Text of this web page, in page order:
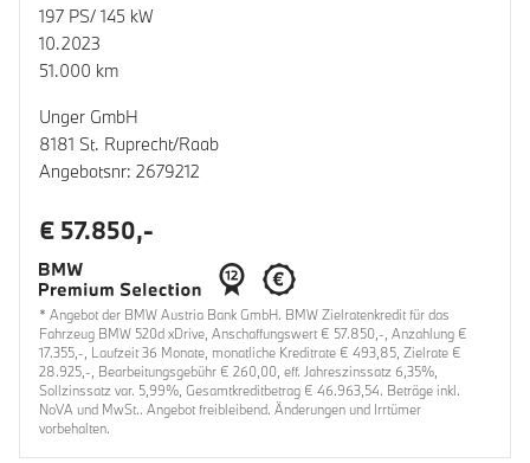
197 PS/ 145 kW
10.2023
51.000 km
Unger GmbH
8181 St. Ruprecht/Raab
Angebotsnr: 2679212
€ 57.850,-
* Angebot der BMW Austria Bank GmbH. BMW Zielratenkredit für das
Fahrzeug BMW 520d xDrive, Anschaffungswert € 57.850,-, Anzahlung €
17.355,-, Laufzeit 36 Monate, monatliche Kreditrate € 493,85, Zielrate €
28.925,-, Bearbeitungsgebühr € 260,00, eff. Jahreszinssatz 6,35%,
Sollzinssatz var. 5,99%, Gesamtkreditbetrag € 46.963,54. Beträge inkl.
NoVA und MwSt.. Angebot freibleibend. Änderungen und Irrtümer
vorbehalten.